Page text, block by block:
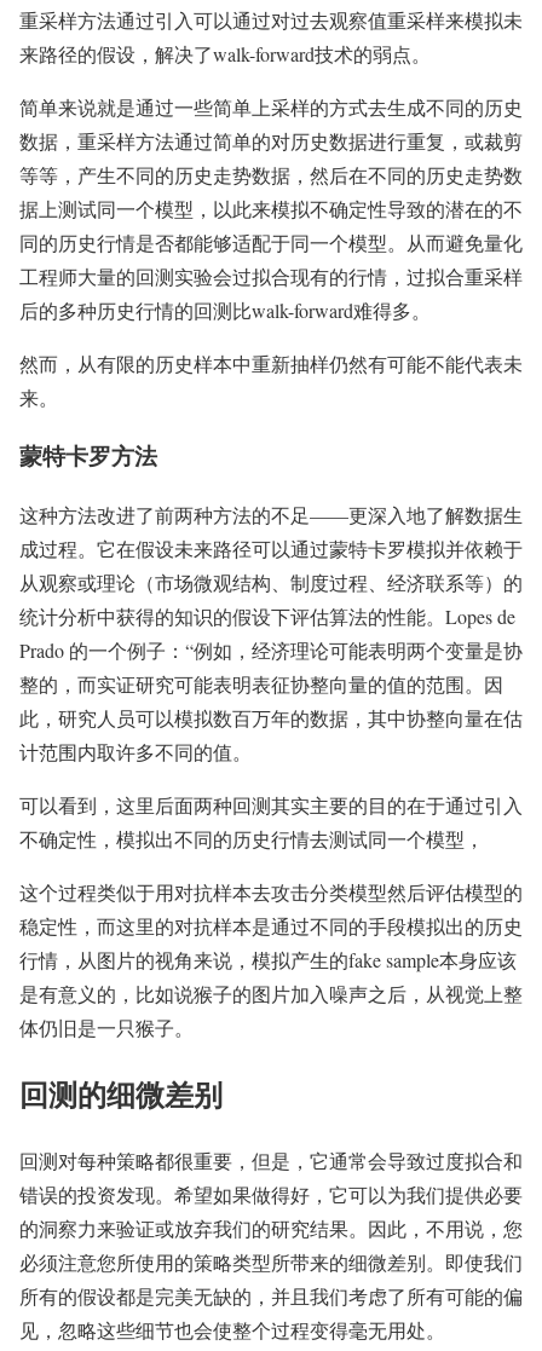
重采样方法通过引入可以通过对过去观察值重采样来模拟未
来路径的假设，解决了walk-forward技术的弱点。
简单来说就是通过一些简单上采样的方式去生成不同的历史
数据，重采样方法通过简单的对历史数据进行重复，或裁剪
等等，产生不同的历史走势数据，然后在不同的历史走势数
据上测试同一个模型，以此来模拟不确定性导致的潜在的不
同的历史行情是否都能够适配于同一个模型。从而避免量化
工程师大量的回测实验会过拟合现有的行情，过拟合重采样
后的多种历史行情的回测比walk-forward难得多。
然而，从有限的历史样本中重新抽样仍然有可能不能代表未
来。
蒙特卡罗方法
这种方法改进了前两种方法的不足——更深入地了解数据生
成过程。它在假设未来路径可以通过蒙特卡罗模拟并依赖于
从观察或理论（市场微观结构、制度过程、经济联系等）的
统计分析中获得的知识的假设下评估算法的性能。Lopes de
Prado 的一个例子：“例如，经济理论可能表明两个变量是协
整的，而实证研究可能表明表征协整向量的值的范围。因
此，研究人员可以模拟数百万年的数据，其中协整向量在估
计范围内取许多不同的值。
可以看到，这里后面两种回测其实主要的目的在于通过引入
不确定性，模拟出不同的历史行情去测试同一个模型，
这个过程类似于用对抗样本去攻击分类模型然后评估模型的
稳定性，而这里的对抗样本是通过不同的手段模拟出的历史
行情，从图片的视角来说，模拟产生的fake sample本身应该
是有意义的，比如说猴子的图片加入噪声之后，从视觉上整
体仍旧是一只猴子。
回测的细微差别
回测对每种策略都很重要，但是，它通常会导致过度拟合和
错误的投资发现。希望如果做得好，它可以为我们提供必要
的洞察力来验证或放弃我们的研究结果。因此，不用说，您
必须注意您所使用的策略类型所带来的细微差别。即使我们
所有的假设都是完美无缺的，并且我们考虑了所有可能的偏
见，忽略这些细节也会使整个过程变得毫无用处。